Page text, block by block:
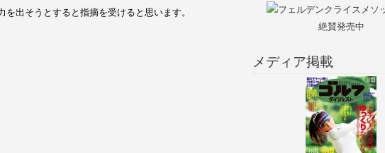
出そうとすると指摘を受けると思います。
絶賛発売中
メディア掲載